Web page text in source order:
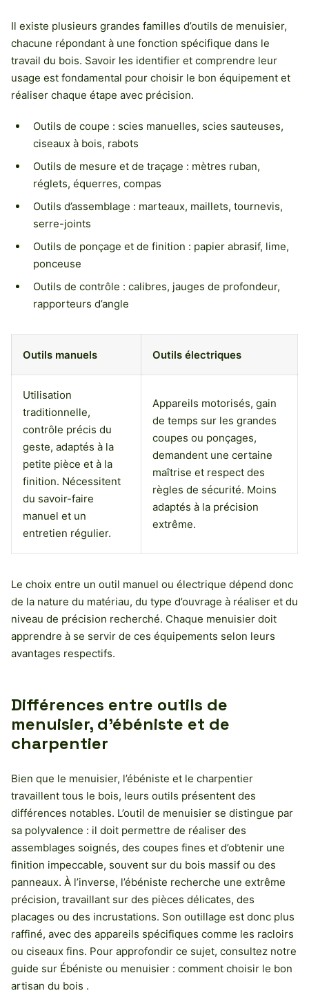
Il existe plusieurs grandes familles d’outils de menuisier,
chacune répondant à une fonction spécifique dans le
travail du bois. Savoir les identifier et comprendre leur
usage est fondamental pour choisir le bon équipement et
réaliser chaque étape avec précision.
Outils de coupe : scies manuelles, scies sauteuses,
ciseaux à bois, rabots
Outils de mesure et de traçage : mètres ruban,
réglets, équerres, compas
Outils d’assemblage : marteaux, maillets, tournevis,
serre-joints
Outils de ponçage et de finition : papier abrasif, lime,
ponceuse
Outils de contrôle : calibres, jauges de profondeur,
rapporteurs d’angle
Outils manuels Outils électriques
Utilisation
traditionnelle,
contrôle précis du
geste, adaptés à la
petite pièce et à la
finition. Nécessitent
du savoir-faire
manuel et un
entretien régulier.
Appareils motorisés, gain
de temps sur les grandes
coupes ou ponçages,
demandent une certaine
maîtrise et respect des
règles de sécurité. Moins
adaptés à la précision
extrême.
Le choix entre un outil manuel ou électrique dépend donc
de la nature du matériau, du type d’ouvrage à réaliser et du
niveau de précision recherché. Chaque menuisier doit
apprendre à se servir de ces équipements selon leurs
avantages respectifs.
Différences entre outils de
menuisier, d’ébéniste et de
charpentier
Bien que le menuisier, l’ébéniste et le charpentier
travaillent tous le bois, leurs outils présentent des
différences notables. L’outil de menuisier se distingue par
sa polyvalence : il doit permettre de réaliser des
assemblages soignés, des coupes fines et d’obtenir une
finition impeccable, souvent sur du bois massif ou des
panneaux. À l’inverse, l’ébéniste recherche une extrême
précision, travaillant sur des pièces délicates, des
placages ou des incrustations. Son outillage est donc plus
raffiné, avec des appareils spécifiques comme les racloirs
ou ciseaux fins. Pour approfondir ce sujet, consultez notre
guide sur Ébéniste ou menuisier : comment choisir le bon
artisan du bois .